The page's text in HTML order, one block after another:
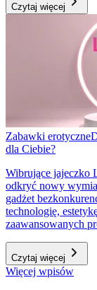
Czytaj więcej
Zabawki erotyczne
dla Ciebie?
Wibrujące jajeczko
odkryć nowy
gadżet
technologię,
zaawansowanych
Czytaj więcej
Więcej wpisów